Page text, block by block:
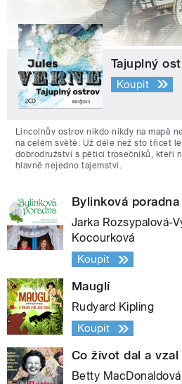
Tajuplný
Koupit
Lincolnův ostrov nikdo nikdy na mapě
na celém světě. Už déle než sto třicet
dobrodružství s pěticí trosečníků, kteří
hlavně nejedno tajemství.
Bylinková poradna
Jarka Rozsypalová-
Kocourková
Koupit
Mauglí
Rudyard Kipling
Koupit
Co život dal a vzal
Betty MacDonaldová